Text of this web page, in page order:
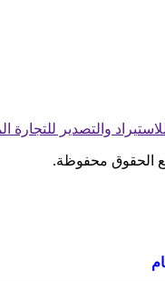
والتصدير للتجارة